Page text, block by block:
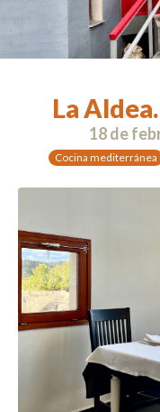
La
18 de
Cocina mediterránea